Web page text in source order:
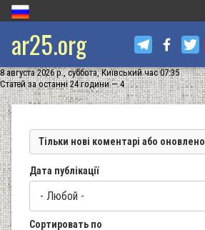
ar25.org
8 августа 2026 р., суббота, Київський час 07:35
Статей за останні 24 години — 4
Тільки нові коментарі або оновлено
Дата публікації
Сортировать по